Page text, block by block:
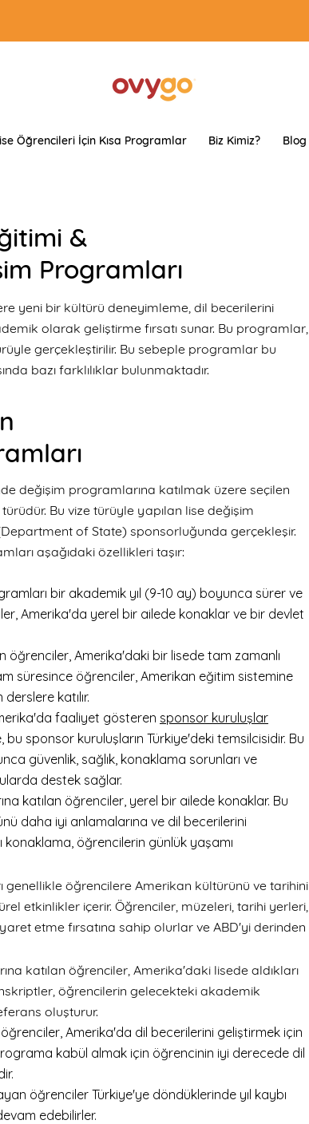
Öğrencileri İçin Kısa Programlar Biz Kimiz? Blog
&
Programları
yeni bir kültürü deneyimleme, dil becerilerini
olarak geliştirme fırsatı sunar. Bu programlar,
gerçekleştirilir. Bu sebeple programlar bu
bazı farklılıklar bulunmaktadır.
değişim programlarına katılmak üzere seçilen
türüdür. Bu vize türüyle yapılan lise değişim
of State) sponsorluğunda gerçekleşir.
aşağıdaki özellikleri taşır:
bir akademik yıl (9-10 ay) boyunca sürer ve
Amerika'da yerel bir ailede konaklar ve bir devlet
öğrenciler, Amerika'daki bir lisede tam zamanlı
süresince öğrenciler, Amerikan eğitim sistemine
katılır.
faaliyet gösteren sponsor kuruluşlar
sponsor kuruluşların Türkiye'deki temsilcisidir. Bu
güvenlik, sağlık, konaklama sorunları ve
destek sağlar.
katılan öğrenciler, yerel bir ailede konaklar. Bu
daha iyi anlamalarına ve dil becerilerini
konaklama, öğrencilerin günlük yaşamı
genellikle öğrencilere Amerikan kültürünü ve tarihini
etkinlikler içerir. Öğrenciler, müzeleri, tarihi yerleri,
etme fırsatına sahip olurlar ve ABD'yi derinden
katılan öğrenciler, Amerika'daki lisede aldıkları
öğrencilerin gelecekteki akademik
oluşturur.
Amerika'da dil becerilerini geliştirmek için
kabül almak için öğrencinin iyi derecede dil
öğrenciler Türkiye'ye döndüklerinde yıl kaybı
edebilirler.